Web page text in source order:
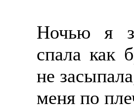
Ночью я
спала как
не
меня по